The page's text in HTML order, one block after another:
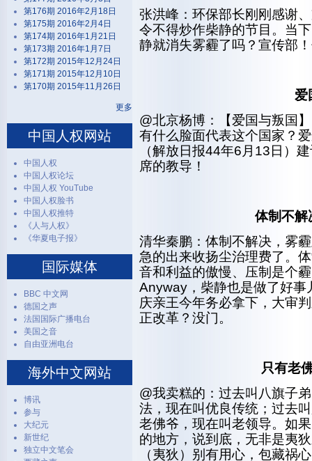
张洪峰：环保部长刚刚感谢
令不得炒作柴静的节目。当
静就消失雾霾了吗？宣传部
爱
@北京杨博：【爱国与叛国
有什么脸面代表这个国家？
（解放日报44年6月13日）
席的教导！
体制不解
清华秦鹏：体制不解决，雾
急的出来收扬尘治理费了。
音和利益的傲慢、压制是个
Anyway，柴静也是做了好事
庆亲王今年务必拿下，大审
正改革？没门。
只有老
@我卖糕的：过去叫八旗子
法，现在叫优良传统；过去
老佛爷，现在叫老领导。如
的地方，说到底，无非是夷
（夷狄）别有用心，包藏祸
第176期 2016年2月18日
第175期 2016年2月4日
第174期 2016年1月21日
第173期 2016年1月7日
第172期 2015年12月24日
第171期 2015年12月10日
第170期 2015年11月26日
更多
中国人权网站
中国人权
中国人权论坛
中国人权 YouTube
中国人权脸书
中国人权推特
《人与人权》
《华夏电子报》
国际媒体
BBC 中文网
德国之声
法国国际广播电台
美国之音
自由亚洲电台
海外中文网站
博讯
参与
大纪元
新世纪
独立中文笔会